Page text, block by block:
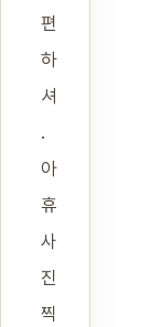
편
하
셔
.
아
휴
사
진
찍